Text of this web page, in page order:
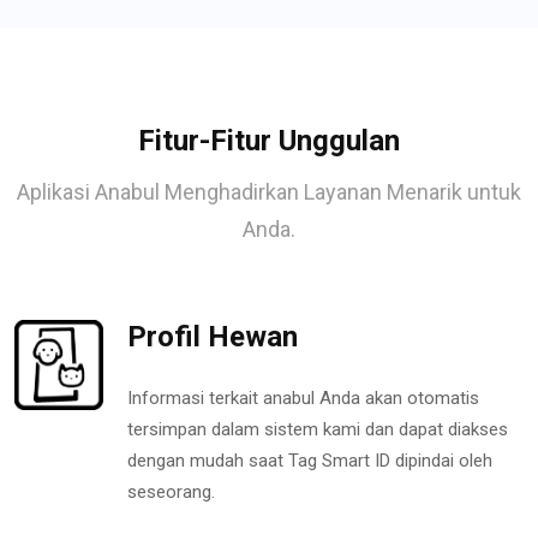
Fitur-Fitur Unggulan
Aplikasi Anabul Menghadirkan Layanan Menarik untuk
Anda.
Profil Hewan
Informasi terkait anabul Anda akan otomatis
tersimpan dalam sistem kami dan dapat diakses
dengan mudah saat Tag Smart ID dipindai oleh
seseorang.